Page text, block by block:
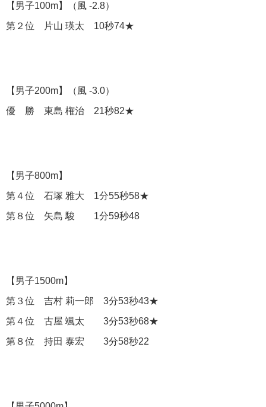
【男子100m】（風 -2.8）
第２位 片山 瑛太 10秒74★
【男子200m】（風 -3.0）
優 勝 東島 権治 21秒82★
【男子800m】
第４位 石塚 雅大 1分55秒58★
第８位 矢島 駿 1分59秒48
【男子1500m】
第３位 吉村 莉一郎 3分53秒43★
第４位 古屋 颯太 3分53秒68★
第８位 持田 泰宏 3分58秒22